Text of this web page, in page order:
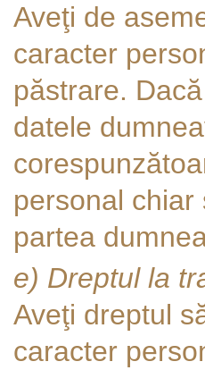
Aveţi de
caracter
păstrare.
datele
personal
partea
e) Dreptul la
Aveţi dreptul
caracter